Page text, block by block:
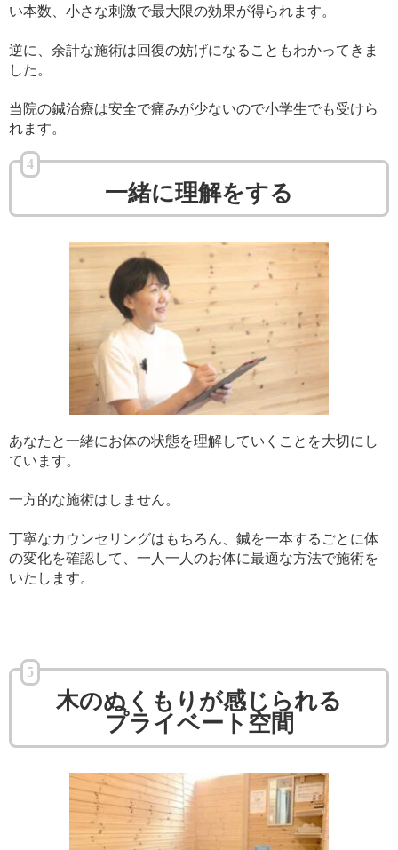
い本数、小さな刺激で最大限の効果が得られます。
逆に、余計な施術は回復の妨げになることもわかってきま
した。
当院の鍼治療は安全で痛みが少ないので小学生でも受けら
れます。
4
一緒に理解をする
あなたと一緒にお体の状態を理解していくことを大切にし
ています。
一方的な施術はしません。
丁寧なカウンセリングはもちろん、鍼を一本するごとに体
の変化を確認して、一人一人のお体に最適な方法で施術を
いたします。
5
木のぬくもりが感じられる
プライベート空間